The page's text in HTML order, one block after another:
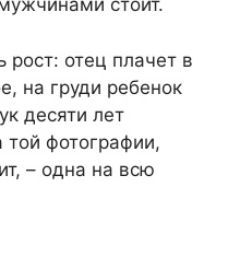
стоит.
рост: отец плачет в
на груди ребенок
десяти лет
той фотографии,
– одна на всю